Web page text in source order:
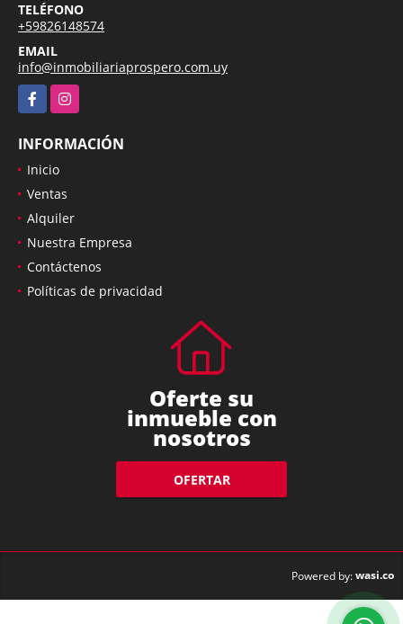
TELÉFONO
+59826148574
EMAIL
info@inmobiliariaprospero.com.uy
FacebookInstagram
INFORMACIÓN
Inicio
Ventas
Alquiler
Nuestra Empresa
Contáctenos
Políticas de privacidad
Oferte su
inmueble con
nosotros
OFERTAR
Powered by:wasi.co